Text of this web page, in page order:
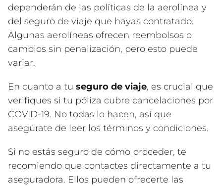
dependerán de las políticas de la aerolínea y
del seguro de viaje que hayas contratado.
Algunas aerolíneas ofrecen reembolsos o
cambios sin penalización, pero esto puede
variar.
En cuanto a tu seguro de viaje, es crucial que
verifiques si tu póliza cubre cancelaciones por
COVID-19. No todas lo hacen, así que
asegúrate de leer los términos y condiciones.
Si no estás seguro de cómo proceder, te
recomiendo que contactes directamente a tu
aseguradora. Ellos pueden ofrecerte las